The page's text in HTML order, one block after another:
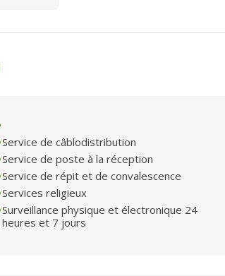
Service de câblodistribution
Service de poste à la réception
Service de répit et de convalescence
Services religieux
Surveillance physique et électronique 24
heures et 7 jours